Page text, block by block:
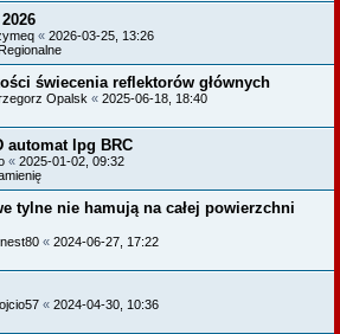
« 2026-03-25, 13:26
świecenia reflektorów głównych
Opalsk « 2025-06-18, 18:40
automat lpg BRC
« 2025-01-02, 09:32
tylne nie hamują na całej powierzchni
« 2024-06-27, 17:22
« 2024-04-30, 10:36